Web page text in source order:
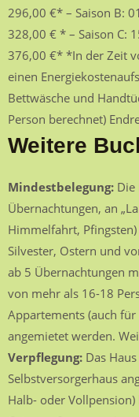
296,00 €* – Saison B:
328,00 € * – Saison C:
376,00 €* *In der Zeit
einen
Bettwäsche und
Person berechnet)
Weitere
Mindestbelegung: Die
Übernachtungen, an
Himmelfahrt,
Silvester, Ostern und
ab 5 Übernachtungen
von mehr als 16-18
Appartements (auch
angemietet werden.
Verpflegung: Das
Selbstversorgerhaus
Halb- oder